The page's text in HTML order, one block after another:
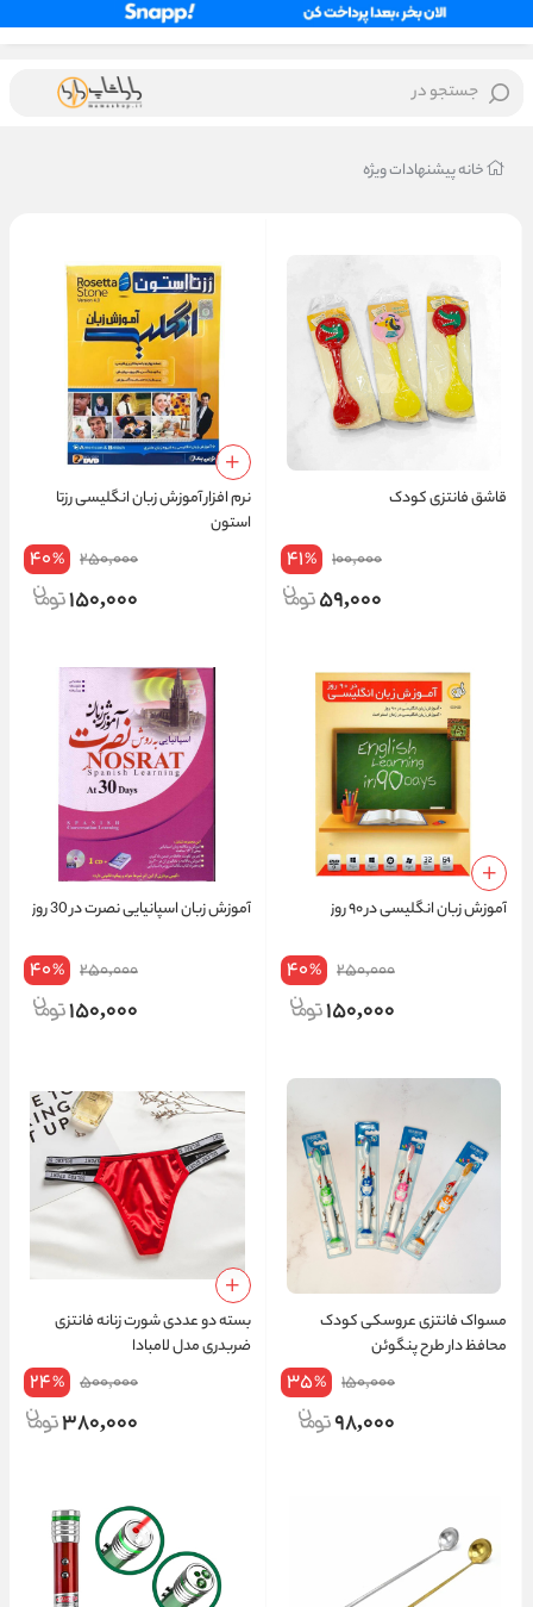
جستجو در
خانهپیشنهادات ویژه
قاشق فانتزی کودک
100,000
41%
59,000
نرم افزار آموزش زبان انگلیسی رزتا
استون
250,000
40%
150,000
آموزش زبان انگلیسی در ۹۰ روز
250,000
40%
150,000
آموزش زبان اسپانیایی نصرت در 30 روز
250,000
40%
150,000
مسواک فانتزی عروسکی کودک
محافظ دار طرح پنگوئن
150,000
35%
98,000
بسته دو عددی شورت زنانه فانتزی
ضربدری مدل لامبادا
500,000
24%
380,000